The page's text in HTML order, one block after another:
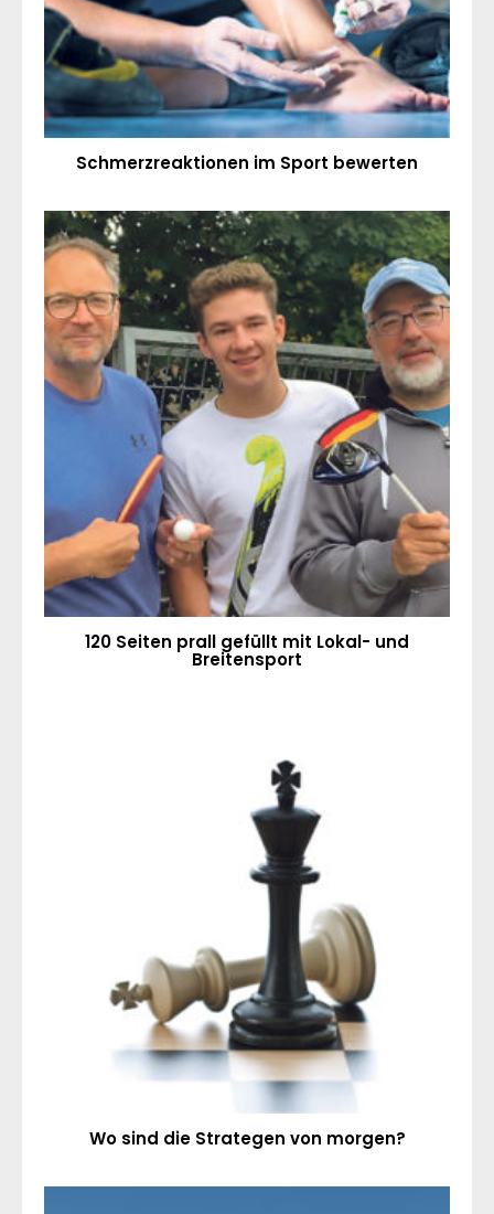
Schmerzreaktionen im Sport bewerten
120 Seiten prall gefüllt mit Lokal- und
Breitensport
Wo sind die Strategen von morgen?